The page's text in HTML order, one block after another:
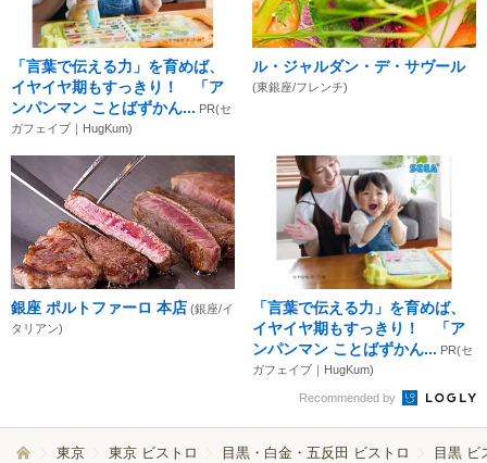
「言葉で伝える力」を育めば、
イヤイヤ期もすっきり！ 「ア
ンパンマン ことばずかん... PR(セ
ガフェイブ｜HugKum)
ル・ジャルダン・デ・サヴール
(東銀座/フレンチ)
銀座 ポルトファーロ 本店 (銀座/イ
タリアン)
「言葉で伝える力」を育めば、
イヤイヤ期もすっきり！ 「ア
ンパンマン ことばずかん... PR(セ
ガフェイブ｜HugKum)
Recommended by
東京 東京 ビストロ 目黒・白金・五反田 ビストロ 目黒 ビ